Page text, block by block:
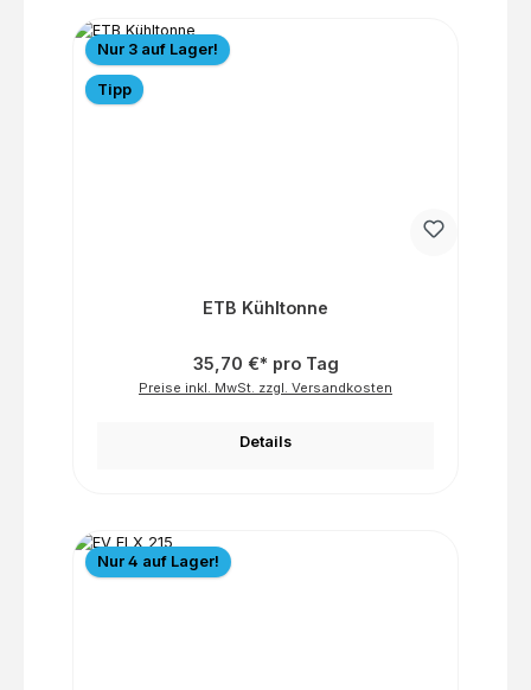
Nur 3 auf Lager!
Tipp
ETB Kühltonne
35,70 €* pro Tag
Preise inkl. MwSt. zzgl. Versandkosten
Details
Nur 4 auf Lager!